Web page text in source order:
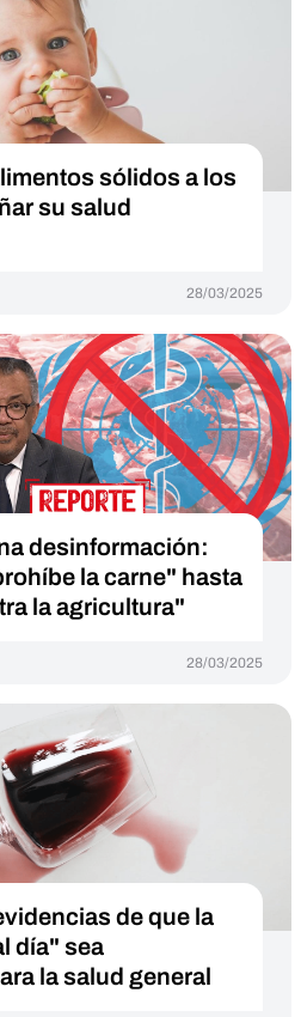
sólidos a los
su salud
28/03/2025
desinformación:
la carne" hasta
la agricultura"
28/03/2025
de que la
día" sea
la salud general